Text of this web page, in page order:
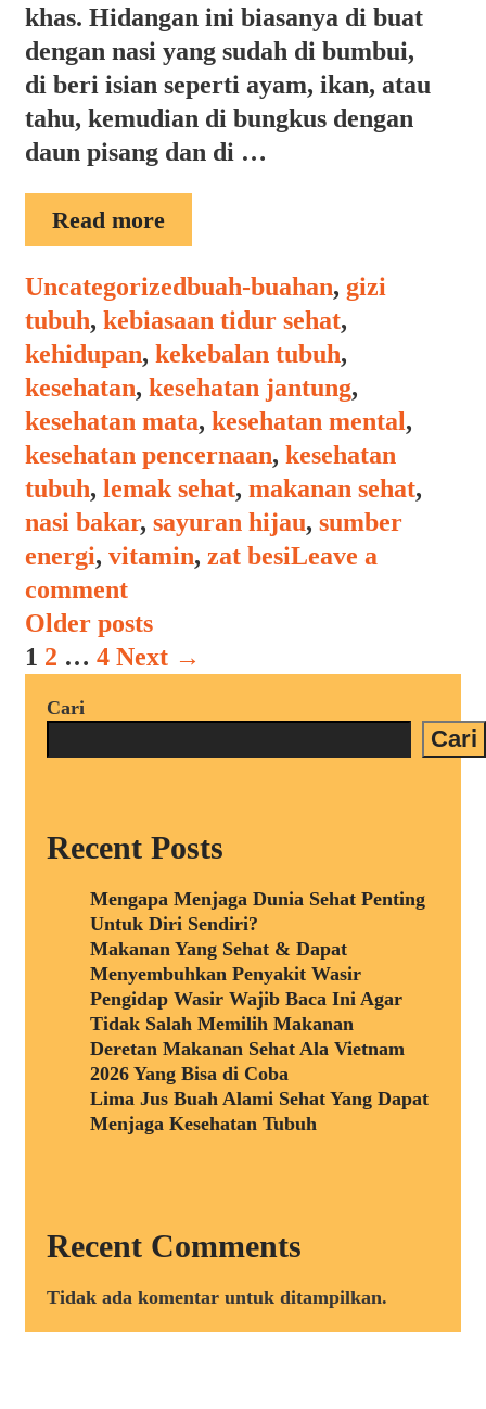
khas. Hidangan ini biasanya di buat
dengan nasi yang sudah di bumbui,
di beri isian seperti ayam, ikan, atau
tahu, kemudian di bungkus dengan
daun pisang dan di …
Read moreMANFAAT
NASI
BAKAR
Categories
UncategorizedTags
buah-buahan, gizi
tubuh, kebiasaan tidur sehat,
kehidupan, kekebalan tubuh,
kesehatan, kesehatan jantung,
kesehatan mata, kesehatan mental,
kesehatan pencernaan, kesehatan
tubuh, lemak sehat, makanan sehat,
nasi bakar, sayuran hijau, sumber
energi, vitamin, zat besiLeave a
comment
Post
navigation
Older posts
1 2 … 4 Next →
Cari
Cari
Recent Posts
Mengapa Menjaga Dunia Sehat Penting
Untuk Diri Sendiri?
Makanan Yang Sehat & Dapat
Menyembuhkan Penyakit Wasir
Pengidap Wasir Wajib Baca Ini Agar
Tidak Salah Memilih Makanan
Deretan Makanan Sehat Ala Vietnam
2026 Yang Bisa di Coba
Lima Jus Buah Alami Sehat Yang Dapat
Menjaga Kesehatan Tubuh
Recent Comments
Tidak ada komentar untuk ditampilkan.